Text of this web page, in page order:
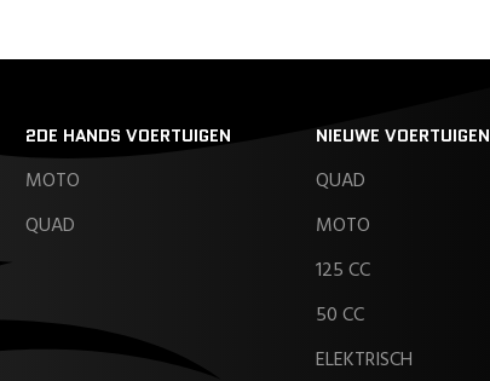
2DE HANDS VOERTUIGEN
MOTO
QUAD
NIEUWE VOERTUIGEN
QUAD
MOTO
125 CC
50 CC
ELEKTRISCH